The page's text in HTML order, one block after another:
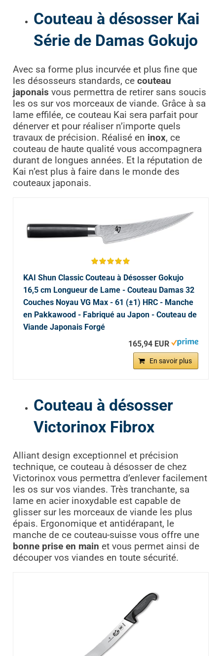
Couteau à désosser Kai
Série de Damas Gokujo
Avec sa forme plus incurvée et plus fine que
les désosseurs standards, ce couteau
japonais vous permettra de retirer sans soucis
les os sur vos morceaux de viande. Grâce à sa
lame effilée, ce couteau Kai sera parfait pour
dénerver et pour réaliser n’importe quels
travaux de précision. Réalisé en inox, ce
couteau de haute qualité vous accompagnera
durant de longues années. Et la réputation de
Kai n’est plus à faire dans le monde des
couteaux japonais.
KAI Shun Classic Couteau à Désosser Gokujo
16,5 cm Longueur de Lame - Couteau Damas 32
Couches Noyau VG Max - 61 (±1) HRC - Manche
en Pakkawood - Fabriqué au Japon - Couteau de
Viande Japonais Forgé
165,94 EUR
En savoir plus
Couteau à désosser
Victorinox Fibrox
Alliant design exceptionnel et précision
technique, ce couteau à désosser de chez
Victorinox vous permettra d’enlever facilement
les os sur vos viandes. Très tranchante, sa
lame en acier inoxydable est capable de
glisser sur les morceaux de viande les plus
épais. Ergonomique et antidérapant, le
manche de ce couteau-suisse vous offre une
bonne prise en main et vous permet ainsi de
découper vos viandes en toute sécurité.